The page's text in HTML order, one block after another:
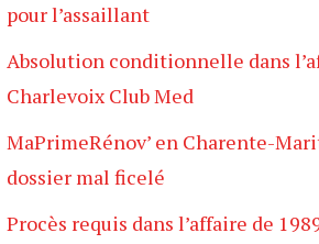
pour l’assaillant
Absolution conditionnelle dans
Charlevoix Club Med
MaPrimeRénov’ en Charente-
dossier mal ficelé
Procès requis dans l’affaire de